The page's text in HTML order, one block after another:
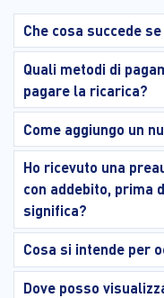
Che cosa succede
Quali metodi di
pagare la ricarica?
Come aggiungo un
Ho ricevuto una
con addebito, prima
significa?
Cosa si intende per
Dove posso